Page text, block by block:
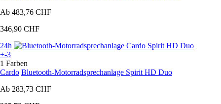
Ab 483,76 CHF
346,90 CHF
24h
+-3
1 Farben
Cardo Bluetooth-Motorradsprechanlage Spirit HD Duo
Ab 283,73 CHF